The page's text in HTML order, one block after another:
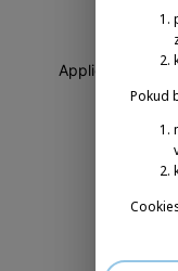
Application
Pokud